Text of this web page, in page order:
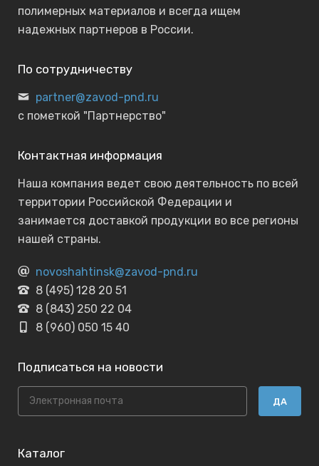
полимерных материалов и всегда ищем
надежных партнеров в России.
По сотрудничеству
partner@zavod-pnd.ru
с пометкой "Партнерство"
Контактная информация
Наша компания ведет свою деятельность по всей
территории Российской Федерации и
занимается доставкой продукции во все регионы
нашей страны.
novoshahtinsk@zavod-pnd.ru
8 (495) 128 20 51
8 (843) 250 22 04
8 (960) 050 15 40
Подписаться на новости
ДА
Каталог